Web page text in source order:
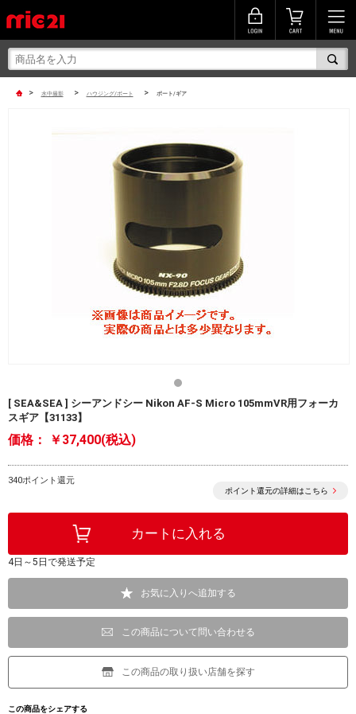
> 水中撮影 > ハウジング/ポート > ポート/ギア
[ SEA&SEA ] シーアンドシー Nikon AF-S Micro 105mmVR用フォーカ
スギア【31133】
価格： ￥37,400(税込)
340ポイント還元
ポイント還元の詳細はこちら
4日～5日で発送予定
お気に入りへ追加する
この商品について問い合わせる
この商品の取り扱い店舗を探す
この商品をシェアする